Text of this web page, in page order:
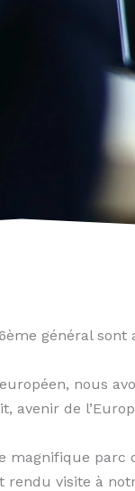
général
nous
avenir de
magnifique
rendu visite à